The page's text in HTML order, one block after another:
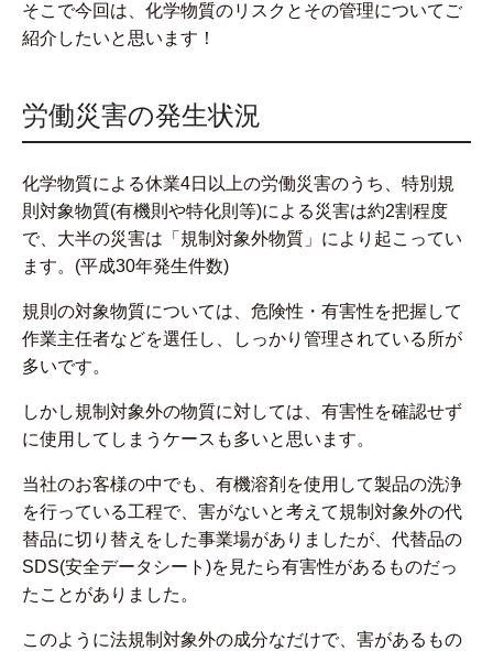
そこで今回は、化学物質のリスクとその管理についてご
紹介したいと思います！
労働災害の発生状況
化学物質による休業4日以上の労働災害のうち、特別規
則対象物質(有機則や特化則等)による災害は約2割程度
で、大半の災害は「規制対象外物質」により起こってい
ます。(平成30年発生件数)
規則の対象物質については、危険性・有害性を把握して
作業主任者などを選任し、しっかり管理されている所が
多いです。
しかし規制対象外の物質に対しては、有害性を確認せず
に使用してしまうケースも多いと思います。
当社のお客様の中でも、有機溶剤を使用して製品の洗浄
を行っている工程で、害がないと考えて規制対象外の代
替品に切り替えをした事業場がありましたが、代替品の
SDS(安全データシート)を見たら有害性があるものだっ
たことがありました。
このように法規制対象外の成分なだけで、害があるもの